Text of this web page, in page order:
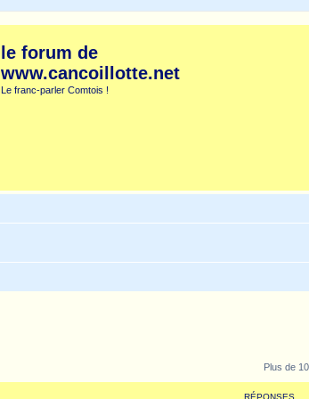
le forum de
www.cancoillotte.net
Le franc-parler Comtois !
Plus de
RÉPONSES